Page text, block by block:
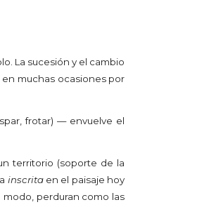
La sucesión y el cambio
muchas ocasiones por
frotar) — envuelve el
territorio (soporte de la
inscritaen el paisaje hoy
perduran como las